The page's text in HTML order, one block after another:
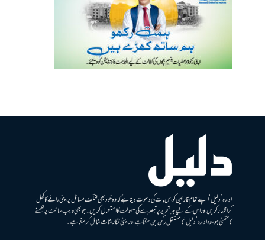
ادارہ ’دلیل‘ اپنے تمام قارئین کو اس بات کی دعوت دیتا ہے کہ وہ خود بھی مختلف مسائل پر اپنی رائے کا کھل
کر اظہار کریں اور اس کے لیے ہر تحریر پر تبصرے کی سہولت کا استعمال کریں۔ جو بھی ویب سائٹ پر لکھنے
کا متمنی ہو، وہ ادارہ ’دلیل‘ کا مستقل رکن بن سکتا ہے اور اپنی نگارشات شامل کرسکتا ہے۔